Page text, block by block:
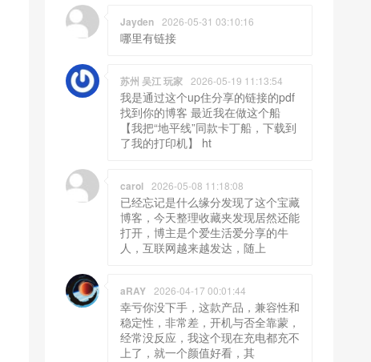
Jayden 2026-05-31 03:10:16
哪里有链接
苏州 吴江 玩家 2026-05-19 11:13:54
我是通过这个up住分享的链接的pdf
找到你的博客 最近我在做这个船
【我把“地平线”同款卡丁船，下载到
了我的打印机】 ht
carol 2026-05-08 11:18:08
已经忘记是什么缘分发现了这个宝藏
博客，今天整理收藏夹发现居然还能
打开，博主是个爱生活爱分享的牛
人，互联网越来越发达，随上
aRAY 2026-04-17 00:01:44
幸亏你没下手，这款产品，兼容性和
稳定性，非常差，开机与否全靠蒙，
经常没反应，我这个现在充电都充不
上了，就一个颜值好看，其